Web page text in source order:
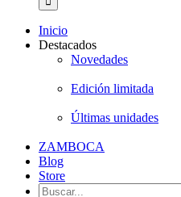
Inicio
Destacados
Novedades
Edición limitada
Últimas unidades
ZAMBOCA
Blog
Store
Buscar: